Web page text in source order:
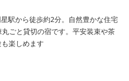
駅から徒歩約2分。自然豊かな住宅
ごと貸切の宿です。平安装束や茶
楽しめます